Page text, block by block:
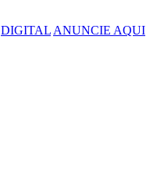
DIGITAL ANUNCIE AQUI